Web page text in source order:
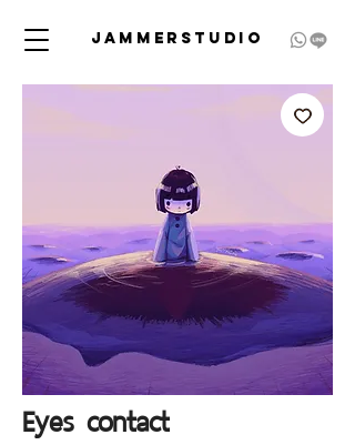
JAMMERSTUDIO
Eyes contact